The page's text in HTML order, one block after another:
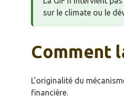
sur le climate ou le
Comment
L’originalité du
financière.